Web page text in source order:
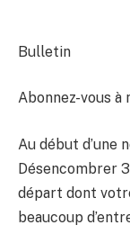
Bulletin
Abonnez-vous
Au début d’une
Désencombrer
départ dont
beaucoup